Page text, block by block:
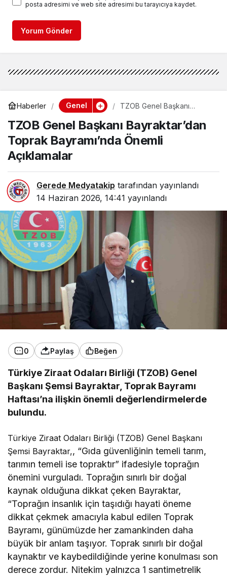
posta adresimi ve web site adresimi bu tarayıcıya kaydet.
Yorum Gönder
Haberler Genel
TZOB Genel Başkanı
Bayramı’nda Önemli
Açıklamalar
TZOB Genel Başkanı Bayraktar’dan
Toprak Bayramı’nda Önemli
Açıklamalar
Gerede Medyatakip tarafından yayınlandı
14 Haziran 2026, 14:41 yayınlandı
0 Paylaş Beğen
Türkiye Ziraat Odaları Birliği (TZOB) Genel
Başkanı Şemsi Bayraktar, Toprak Bayramı
Haftası’na ilişkin önemli değerlendirmelerde
bulundu.
Türkiye Ziraat Odaları Birliği (TZOB) Genel Başkanı
Şemsi Bayraktar,, “Gıda güvenliğinin temeli tarım,
tarımın temeli ise topraktır” ifadesiyle toprağın
önemini vurguladı. Toprağın sınırlı bir doğal
kaynak olduğuna dikkat çeken Bayraktar,
“Toprağın insanlık için taşıdığı hayati öneme
dikkat çekmek amacıyla kabul edilen Toprak
Bayramı, günümüzde her zamankinden daha
büyük bir anlam taşıyor. Toprak sınırlı bir doğal
kaynaktır ve kaybedildiğinde yerine konulması son
derece zordur. Nitekim yalnızca 1 santimetrelik